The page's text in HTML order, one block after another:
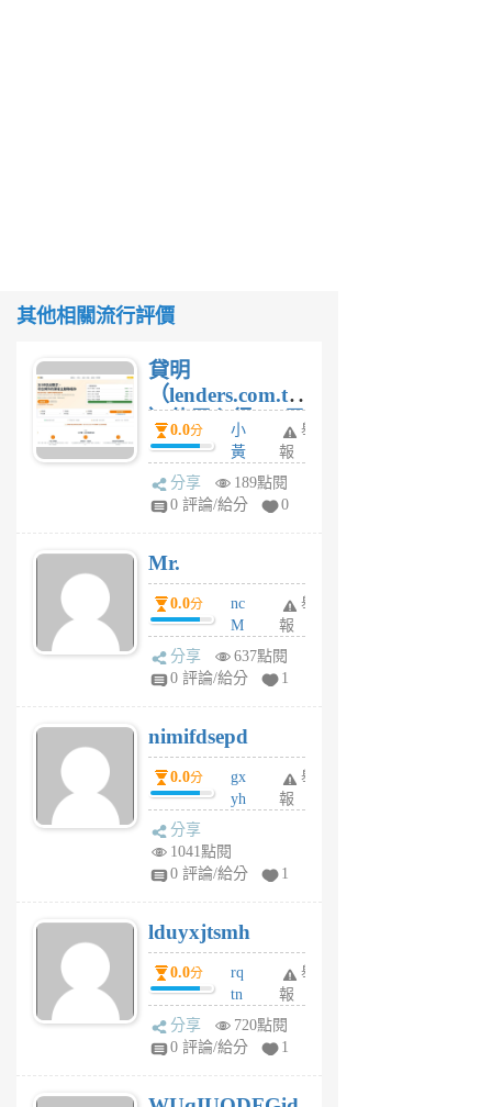
其他相關流行評價
貸明
（lenders.com.tw
）使用心得 — 民
間貸款比較平台
體驗
0.0分
小
黃
蜂
1
舉
報
分享
189點閱
0 評論/給分
0
Mr.
0.0分
nc
M
U
F
U
5
個
月
舉
報
分享
637點閱
0 評論/給分
1
nimifdsepd
0.0分
gx
yh
jl
月
前
舉
報
分享
1041點閱
0 評論/給分
1
lduyxjtsmh
0.0分
rq
tn
jt
gl
舉
報
分享
720點閱
0 評論/給分
1